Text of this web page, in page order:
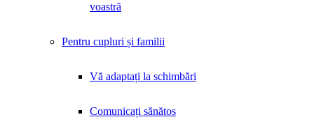
voastră
Pentru cupluri și familii
Vă adaptați la schimbări
Comunicați sănătos